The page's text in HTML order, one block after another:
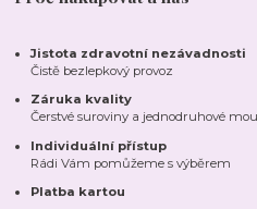
Jistota zdravotní nezávadnosti
Čistě bezlepkový provoz
Záruka kvality
Čerstvé suroviny a jednodruhové
Individuální přístup
Rádi Vám pomůžeme s výběrem
Platba kartou